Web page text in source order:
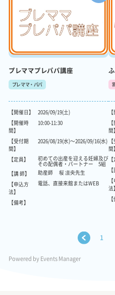
プレママプレパパ講座
プレママ・パパ
【開催日】
2026/09/19(土)
【開催時
間】
10:00-11:30
【受付期
間】
2026/08/19(水)～2026/09/16(水)
【定員】 初めての出産を迎える妊婦及び
その配偶者・パートナー 5組
【講 師】
助産師 桜 凛央先生
【申込方
法】
電話、直接来館またはWEB
【備考】
間】
間】
法】
< 1
Powered byEvents Manager